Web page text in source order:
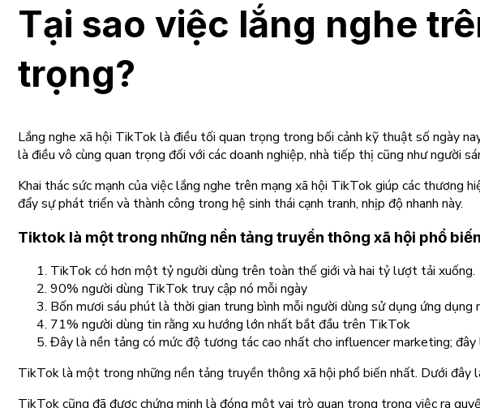
Tại sao việc lắng nghe
trọng?
Lắng nghe xã hội TikTok là điều tối quan trọng trong bối cảnh kỹ thuật số ngày
là điều vô cùng quan trọng đối với các doanh nghiệp, nhà tiếp thị cũng như người
Khai thác sức mạnh của việc lắng nghe trên mạng xã hội TikTok giúp các thương
đẩy sự phát triển và thành công trong hệ sinh thái cạnh tranh, nhịp độ nhanh này.
Tiktok là một trong những nền tảng truyền thông xã hội phổ
TikTok có hơn một tỷ người dùng trên toàn thế giới và hai tỷ lượt tải xuống.
90% người dùng TikTok truy cập nó mỗi ngày
Bốn mươi sáu phút là thời gian trung bình mỗi người dùng sử dụng ứng dụng
71% người dùng tin rằng xu hướng lớn nhất bắt đầu trên TikTok
Đây là nền tảng có mức độ tương tác cao nhất cho influencer marketing; đây
TikTok là một trong những nền tảng truyền thông xã hội phổ biến nhất. Dưới đây
TikTok cũng đã được chứng minh là đóng một vai trò quan trọng trong việc ra